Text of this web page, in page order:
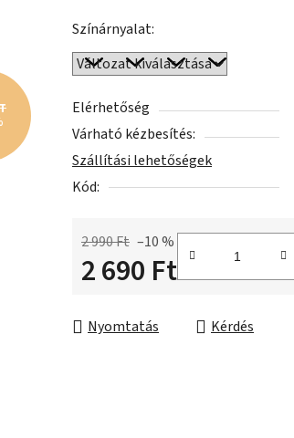
csillag.
Színárnyalat:
Elérhetőség
Várható kézbesítés:
Szállítási lehetőségek
Kód:
2 990 Ft –10 %
2 690 Ft
Nyomtatás Kérdés